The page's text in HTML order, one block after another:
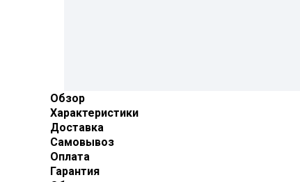
Обзор
Характеристики
Доставка
Самовывоз
Оплата
Гарантия